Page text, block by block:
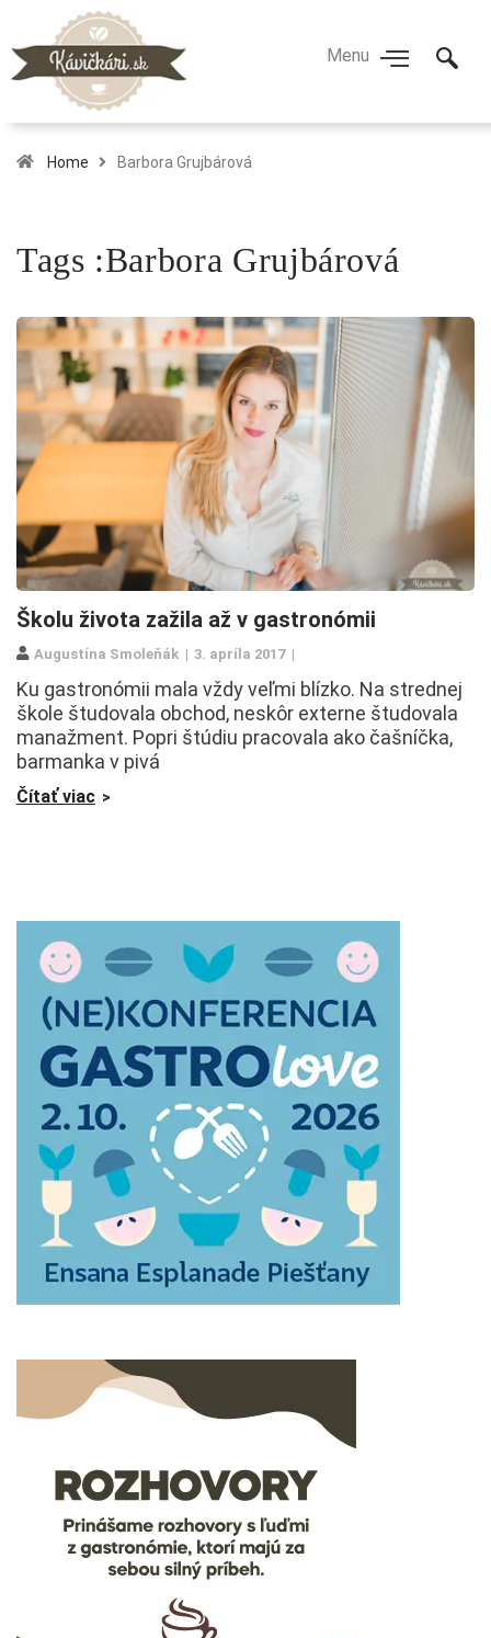
Home Barbora Grujbárová
Tags :Barbora Grujbárová
Školu života zažila až v gastronómii
Augustína Smoleňák 3. apríla 2017
Ku gastronómii mala vždy veľmi blízko. Na strednej
škole študovala obchod, neskôr externe študovala
manažment. Popri štúdiu pracovala ako čašníčka,
barmanka v pivá
Čítať viac